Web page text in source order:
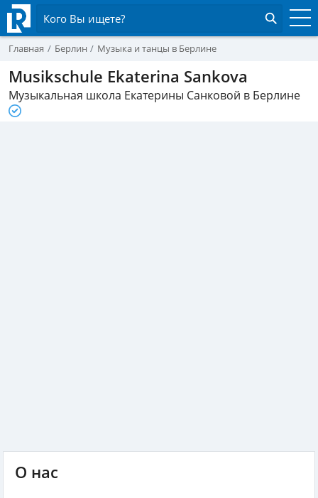
Кого Вы ищете?
Главная Берлин Музыка и танцы в Берлине
Musikschule Ekaterina Sankova
Музыкальная школа Екатерины Санковой в Берлине
О нас